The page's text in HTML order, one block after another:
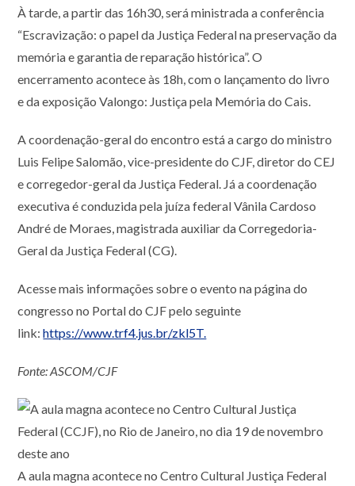
À tarde, a partir das 16h30, será ministrada a conferência
“Escravização: o papel da Justiça Federal na preservação da
memória e garantia de reparação histórica”. O
encerramento acontece às 18h, com o lançamento do livro
e da exposição Valongo: Justiça pela Memória do Cais.
A coordenação-geral do encontro está a cargo do ministro
Luis Felipe Salomão, vice-presidente do CJF, diretor do CEJ
e corregedor-geral da Justiça Federal. Já a coordenação
executiva é conduzida pela juíza federal Vânila Cardoso
André de Moraes, magistrada auxiliar da Corregedoria-
Geral da Justiça Federal (CG).
Acesse mais informações sobre o evento na página do
congresso no Portal do CJF pelo seguinte
link:https://www.trf4.jus.br/zkl5T.
Fonte: ASCOM/CJF
A aula magna acontece no Centro Cultural Justiça Federal